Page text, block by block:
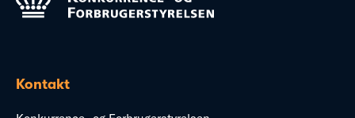
Kontakt